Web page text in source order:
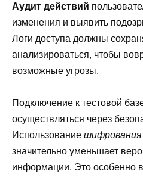
Аудит действий
изменения и выявить
Логи доступа должны
анализироваться, чтобы
возможные угрозы.
Подключение к тестовой
осуществляться через
Использование шифрования
значительно уменьшает
информации. Это особенно